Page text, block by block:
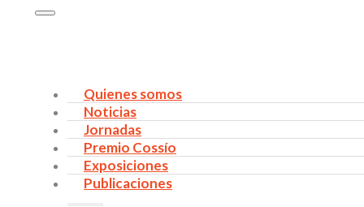
Quienes somos
Noticias
Jornadas
Premio Cossío
Exposiciones
Publicaciones